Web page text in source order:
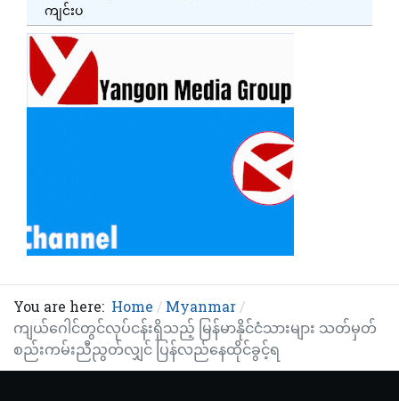
ကျင်းပ
You are here: Home
Myanmar
ကျယ်ဂေါင်တွင်လုပ်ငန်းရှိသည့် မြန်မာနိုင်ငံသားများ သတ်မှတ်
စည်းကမ်းညီညွတ်လျှင် ပြန်လည်နေထိုင်ခွင့်ရ